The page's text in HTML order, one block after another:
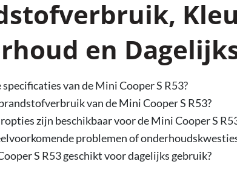
en
van de Mini Cooper S R53?
van de Mini Cooper S R53?
zijn beschikbaar voor de Mini Cooper S
problemen of
S R53 geschikt voor dagelijks gebruik?